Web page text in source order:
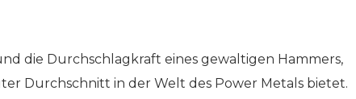
die Durchschlagkraft eines gewaltigen Hammers,
Durchschnitt in der Welt des Power Metals bietet.